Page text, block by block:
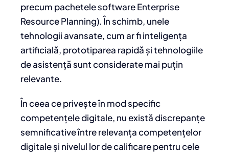
precum pachetele software Enterprise
Resource Planning). În schimb, unele
tehnologii avansate, cum ar fi inteligența
artificială, prototiparea rapidă și tehnologiile
de asistență sunt considerate mai puțin
relevante.
În ceea ce privește în mod specific
competențele digitale, nu există discrepanțe
semnificative între relevanța competențelor
digitale și nivelul lor de calificare pentru cele